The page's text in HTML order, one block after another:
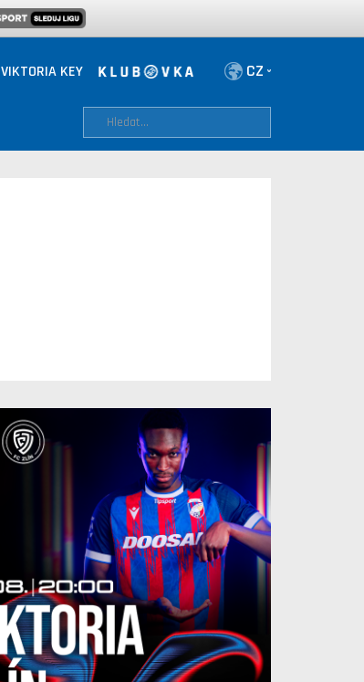
VIKTORIA KEY